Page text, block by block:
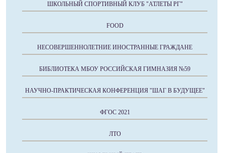
ШКОЛЬНЫЙ СПОРТИВНЫЙ КЛУБ "АТЛЕТЫ РГ"
FOOD
НЕСОВЕРШЕННОЛЕТНИЕ ИНОСТРАННЫЕ ГРАЖДАНЕ
БИБЛИОТЕКА МБОУ РОССИЙСКАЯ ГИМНАЗИЯ №59
НАУЧНО-ПРАКТИЧЕСКАЯ КОНФЕРЕНЦИЯ "ШАГ В БУДУЩЕЕ"
ФГОС 2021
ЛТО